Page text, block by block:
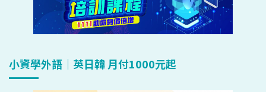
小資學外語｜英日韓 月付1000元起